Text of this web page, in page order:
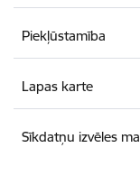
Piekļūstamība
Lapas karte
Sīkdatņu izvēles